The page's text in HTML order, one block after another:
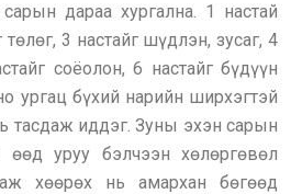
дараа хургална. 1 настай
төлөг, 3 настайг шүдлэн, зусаг, 4
соёолон, 6 настайг бүдүүн
ургац бүхий нарийн ширхэгтэй
тасдаж иддэг. Зуны эхэн сарын
уруу бэлчээн хөлөргөвөл
хөөрөх нь амархан бөгөөд